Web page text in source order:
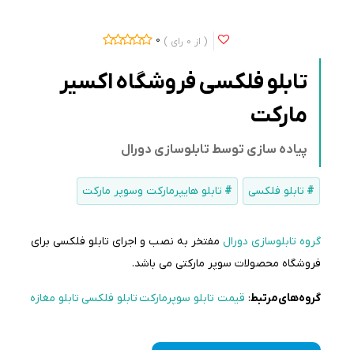
0 0
تابلو فلکسی فروشگاه اکسیر
مارکت
پیاده سازی توسط تابلوسازی دورال
تابلو فلکسی تابلو هایپرمارکت وسوپر مارکت
گروه تابلوسازی دورال مفتخر به نصب و اجرای تابلو فلکسی برای
فروشگاه محصولات سوپر مارکتی می باشد.
گروه‌های‌مرتبط: قیمت تابلو سوپرمارکتتابلو فلکسی تابلو مغازه